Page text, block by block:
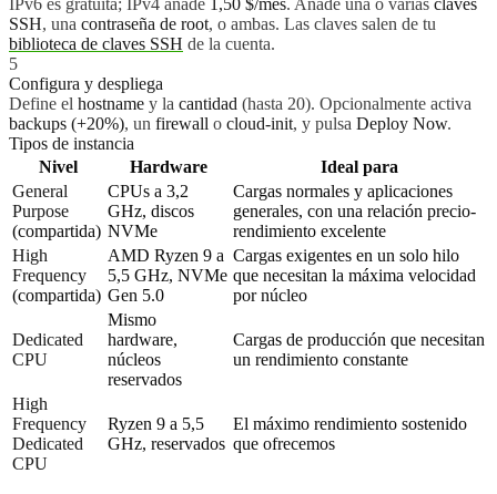
IPv6 es gratuita; IPv4 añade 1,50 $/mes. Añade una o varias claves
SSH, una contraseña de root, o ambas. Las claves salen de tu
biblioteca de claves SSH de la cuenta.
5
Configura y despliega
Define el hostname y la cantidad (hasta 20). Opcionalmente activa
backups (+20%), un firewall o cloud-init, y pulsa Deploy Now.
Tipos de instancia
Nivel
Hardware
Ideal para
General
Purpose
(compartida)
CPUs a 3,2
GHz, discos
NVMe
Cargas normales y aplicaciones
generales, con una relación precio-
rendimiento excelente
High
Frequency
(compartida)
AMD Ryzen 9 a
5,5 GHz, NVMe
Gen 5.0
Cargas exigentes en un solo hilo
que necesitan la máxima velocidad
por núcleo
Dedicated
CPU
Mismo
hardware,
núcleos
reservados
Cargas de producción que necesitan
un rendimiento constante
High
Frequency
Dedicated
CPU
Ryzen 9 a 5,5
GHz, reservados
El máximo rendimiento sostenido
que ofrecemos